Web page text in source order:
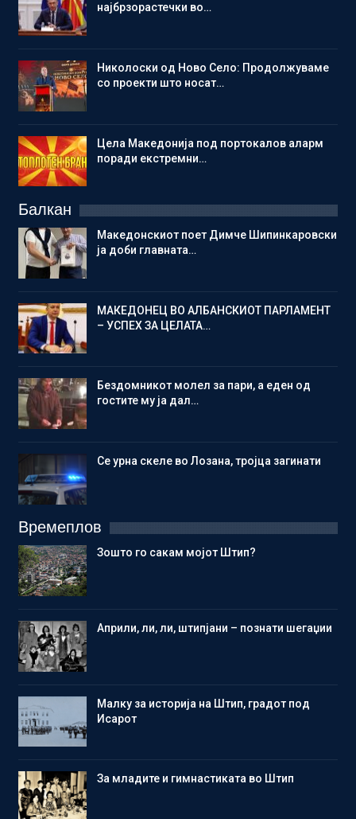
најбрзорастечки во…
Николоски од Ново Село: Продолжуваме
со проекти што носат…
Цела Македонија под портокалов аларм
поради екстремни…
Балкан
Македонскиот поет Димче Шипинкаровски
ја доби главната…
МАКЕДОНЕЦ ВО АЛБАНСКИОТ ПАРЛАМЕНТ
– УСПЕХ ЗА ЦЕЛАТА…
Бездомникот молел за пари, а еден од
гостите му ја дал…
Се урна скеле во Лозана, тројца загинати
Времеплов
Зошто го сакам мојот Штип?
Aприли, ли, ли, штипјани – познати шегаџии
Малку за историја на Штип, градот под
Исарот
Зa младите и гимнастиката во Штип